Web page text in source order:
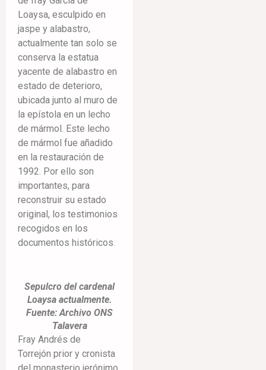
Loaysa, esculpido en
jaspe y alabastro,
actualmente tan solo se
conserva la estatua
yacente de alabastro en
estado de deterioro,
ubicada junto al muro de
la epístola en un lecho
de mármol. Este lecho
de mármol fue añadido
en la restauración de
1992. Por ello son
importantes, para
reconstruir su estado
original, los testimonios
recogidos en los
documentos históricos.
Sepulcro del cardenal
Loaysa actualmente.
Fuente: Archivo ONS
Talavera
Fray Andrés de
Torrejón prior y cronista